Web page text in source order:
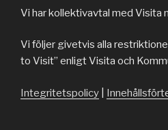
Vi har kollektivavtal med Visita
Vi följer givetvis alla
to Visit” enligt Visita och
Integritetspolicy